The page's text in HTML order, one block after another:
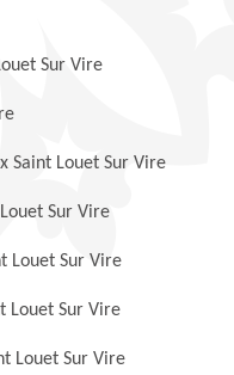
Sur Vire
Saint Louet Sur Vire
Sur Vire
Louet Sur Vire
Louet Sur Vire
Louet Sur Vire